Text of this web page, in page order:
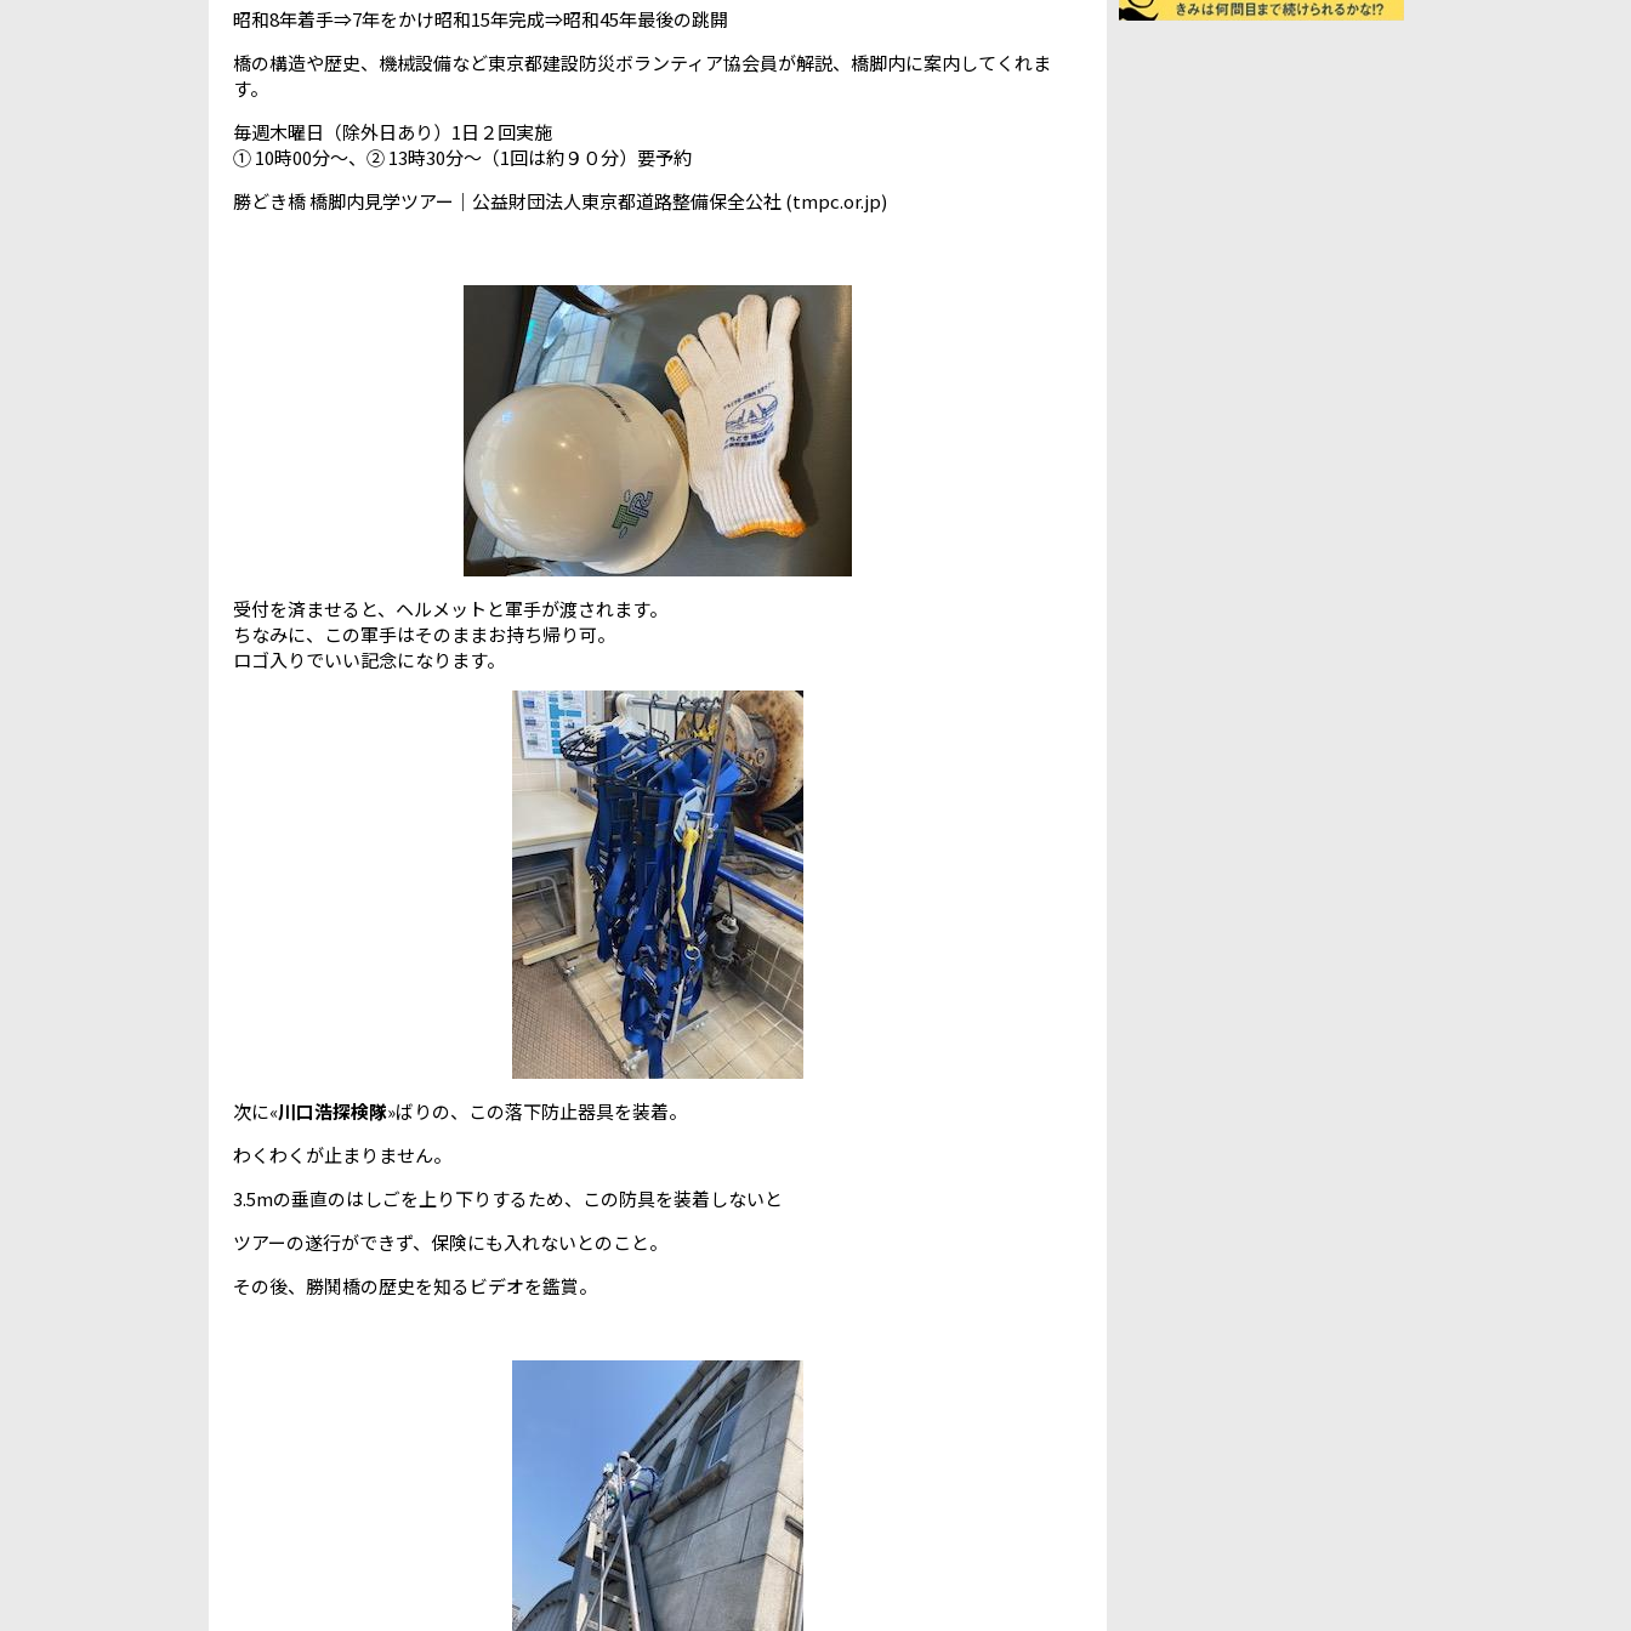
昭和8年着手⇒7年をかけ昭和15年完成⇒昭和45年最後の跳開
橋の構造や歴史、機械設備など東京都建設防災ボランティア協会員が解説、橋脚内に案内してくれま
す。
毎週木曜日（除外日あり）1日２回実施
① 10時00分～、② 13時30分～（1回は約９０分）要予約
勝どき橋 橋脚内見学ツアー｜公益財団法人東京都道路整備保全公社 (tmpc.or.jp)
受付を済ませると、ヘルメットと軍手が渡されます。
ちなみに、この軍手はそのままお持ち帰り可。
ロゴ入りでいい記念になります。
次に«川口浩探検隊»ばりの、この落下防止器具を装着。
わくわくが止まりません。
3.5mの垂直のはしごを上り下りするため、この防具を装着しないと
ツアーの遂行ができず、保険にも入れないとのこと。
その後、勝鬨橋の歴史を知るビデオを鑑賞。